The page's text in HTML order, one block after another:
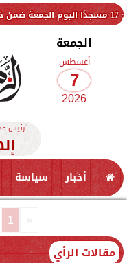
الجمعة
أغسطس
7
2026
رئيس
أخبار سياسة
«
1
مقالات الرأي